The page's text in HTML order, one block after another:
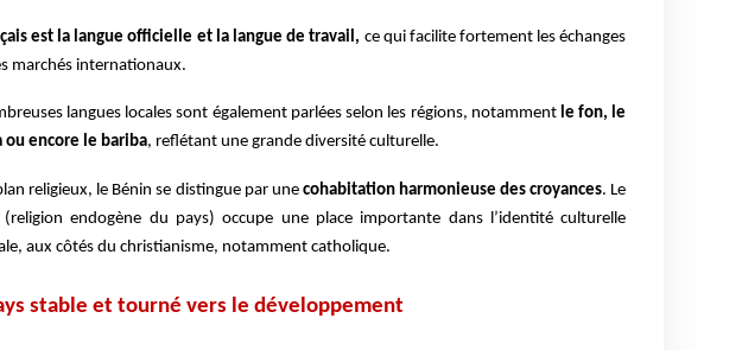
est la langue officielle et la langue de travail, ce qui facilite fortement les échanges
marchés internationaux.
langues locales sont également parlées selon les régions, notamment le fon, le
ou encore le bariba, reflétant une grande diversité culturelle.
religieux, le Bénin se distingue par une cohabitation harmonieuse des croyances. Le
endogène du pays) occupe une place importante dans l’identité culturelle
aux côtés du christianisme, notamment catholique.
stable et tourné vers le développement